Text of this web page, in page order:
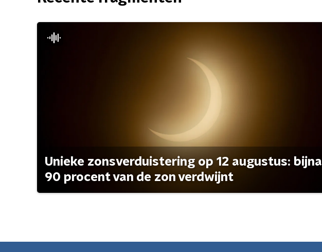
Unieke zonsverduistering op 12 augustus: bijna
90 procent van de zon verdwijnt